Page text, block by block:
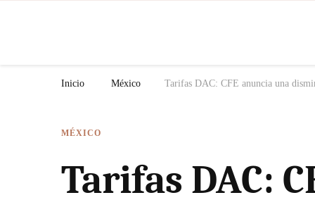
Inicio México Tarifas DAC: CFE anuncia una
MÉXICO
Tarifas DAC: